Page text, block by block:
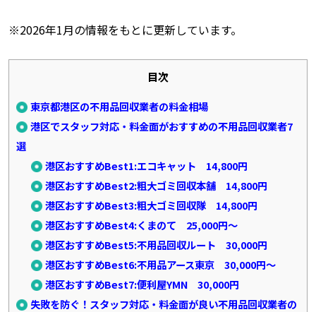
※2026年1月の情報をもとに更新しています。
目次
東京都港区の不用品回収業者の料金相場
港区でスタッフ対応・料金面がおすすめの不用品回収業者7
選
港区おすすめBest1:エコキャット 14,800円
港区おすすめBest2:粗大ゴミ回収本舗 14,800円
港区おすすめBest3:粗大ゴミ回収隊 14,800円
港区おすすめBest4:くまのて 25,000円～
港区おすすめBest5:不用品回収ルート 30,000円
港区おすすめBest6:不用品アース東京 30,000円～
港区おすすめBest7:便利屋YMN 30,000円
失敗を防ぐ！スタッフ対応・料金面が良い不用品回収業者の